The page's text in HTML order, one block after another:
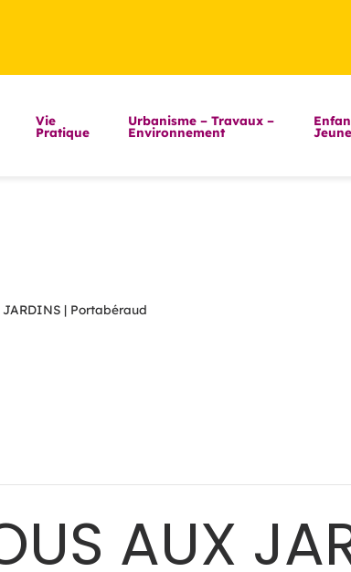
Vie
Pratique
Urbanisme – Travaux –
Environnement
JARDINS | Portabéraud
AUX